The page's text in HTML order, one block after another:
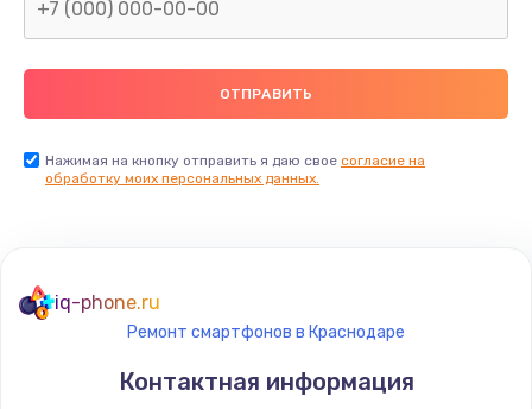
Нажимая на кнопку отправить я даю свое согласие на
обработку моих персональных данных.
iq-phone.ru
Ремонт смартфонов в Краснодаре
Контактная информация